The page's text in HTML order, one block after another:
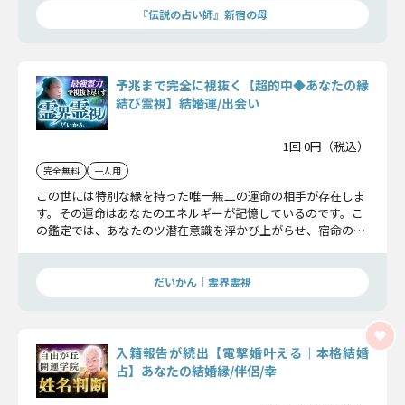
『伝説の占い師』新宿の母
予兆まで完全に視抜く【超的中◆あなたの縁
結び霊視】結婚運/出会い
1回 0円（税込）
完全無料 一人用
この世には特別な縁を持った唯一無二の運命の相手が存在しま
す。その運命はあなたのエネルギーが記憶しているのです。こ
の鑑定では、あなたのツ潜在意識を浮かび上がらせ、宿命の相
だいかん｜霊界霊視
入籍報告が続出【電撃婚叶える│本格結婚
占】あなたの結婚縁/伴侶/幸